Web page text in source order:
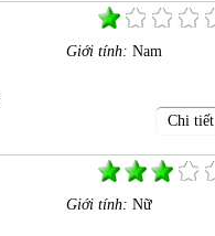
Giới tính: Nam
Chi tiết
Giới tính: Nữ